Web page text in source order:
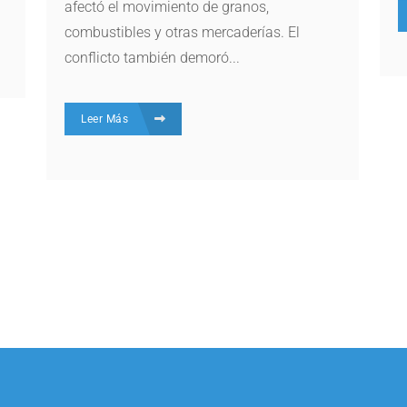
afectó el movimiento de granos,
combustibles y otras mercaderías. El
conflicto también demoró...
Leer Más